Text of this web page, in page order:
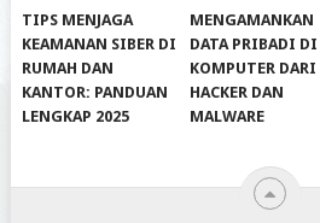
TIPS MENJAGA
KEAMANAN SIBER DI
RUMAH DAN
KANTOR: PANDUAN
LENGKAP 2025
MENGAMANKAN
DATA PRIBADI DI
KOMPUTER DARI
HACKER DAN
MALWARE